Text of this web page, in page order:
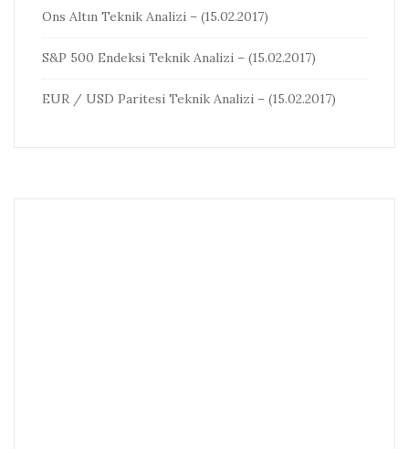
Ons Altın Teknik Analizi – (15.02.2017)
S&P 500 Endeksi Teknik Analizi – (15.02.2017)
EUR / USD Paritesi Teknik Analizi – (15.02.2017)